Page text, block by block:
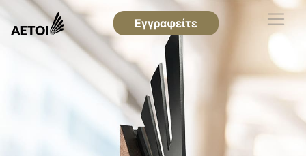
Εγγραφείτε